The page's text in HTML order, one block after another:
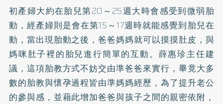
初產婦大約在胎兒第20～25週大時會感受到微弱胎
動，經產婦則是會在第15～17週時就能感覺到胎兒在
動，當出現胎動之後，爸爸媽媽就可以摸摸肚皮，與
媽咪肚子裡的胎兒進行簡單的互動。薛惠珍主任建
議，這項胎教方式不妨交由準爸爸來實行，畢竟大多
數的胎教與懷孕過程皆由準媽媽經歷，為了提升老公
的參與感，並藉此增加爸爸與孩子之間的親密依附，